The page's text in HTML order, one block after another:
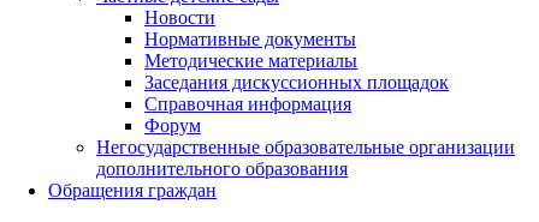
Новости
Нормативные документы
Методические материалы
Заседания дискуссионных площадок
Справочная информация
Форум
Негосударственные образовательные организации
дополнительного образования
Обращения граждан